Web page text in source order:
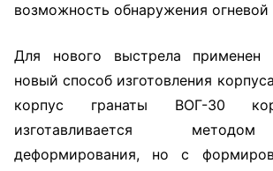
возможность обнаружения огневой
Для нового выстрела применен
новый способ изготовления
корпус гранаты ВОГ-30
изготавливается
деформирования, но с